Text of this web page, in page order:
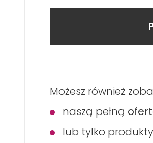
Możesz również
naszą pełną
lub tylko